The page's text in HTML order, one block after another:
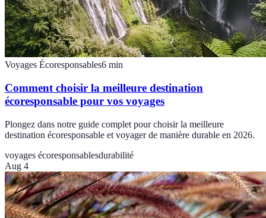
Voyages Écoresponsables6 min
Comment choisir la meilleure destination
écoresponsable pour vos voyages
Plongez dans notre guide complet pour choisir la meilleure
destination écoresponsable et voyager de manière durable en 2026.
voyages écoresponsablesdurabilité
Aug 4